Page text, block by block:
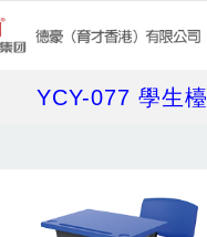
YCY-077 學生檯